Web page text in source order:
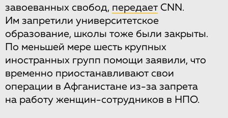
завоеванных свобод, передает CNN.
Им запретили университетское
образование, школы тоже были закрыты.
По меньшей мере шесть крупных
иностранных групп помощи заявили, что
временно приостанавливают свои
операции в Афганистане из-за запрета
на работу женщин-сотрудников в НПО.